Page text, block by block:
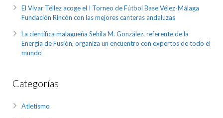
El Vivar Téllez acoge el I Torneo de Fútbol Base Vélez-Málaga
Fundación Rincón con las mejores canteras andaluzas
La científica malagueña Sehila M. González, referente de la
Energía de Fusión, organiza un encuentro con expertos de todo el
mundo
Categorías
Atletismo